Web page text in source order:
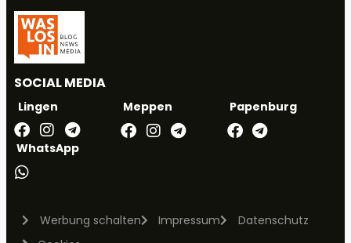
SOCIAL MEDIA
Lingen Meppen Papenburg
WhatsApp
Werbung schalten Impressum
Datenschutz